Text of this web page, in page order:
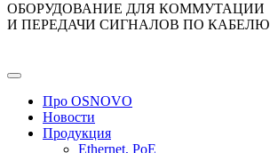
ОБОРУДОВАНИЕ ДЛЯ КОММУТАЦИИ
И ПЕРЕДАЧИ СИГНАЛОВ ПО КАБЕЛЮ
Про OSNOVO
Новости
Продукция
Ethernet, PoE